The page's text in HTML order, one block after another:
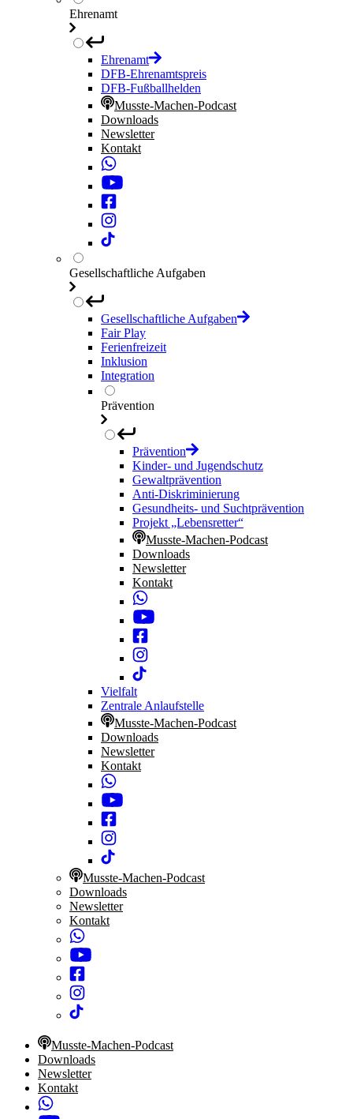
Ehrenamt
Ehrenamt
DFB-Ehrenamtspreis
DFB-Fußballhelden
Musste-Machen-Podcast
Downloads
Newsletter
Kontakt
Gesellschaftliche Aufgaben
Gesellschaftliche Aufgaben
Fair Play
Ferienfreizeit
Inklusion
Integration
Prävention
Prävention
Kinder- und Jugendschutz
Gewaltprävention
Anti-Diskriminierung
Gesundheits- und Suchtprävention
Projekt „Lebensretter“
Musste-Machen-Podcast
Downloads
Newsletter
Kontakt
Vielfalt
Zentrale Anlaufstelle
Musste-Machen-Podcast
Downloads
Newsletter
Kontakt
Musste-Machen-Podcast
Downloads
Newsletter
Kontakt
Musste-Machen-Podcast
Downloads
Newsletter
Kontakt